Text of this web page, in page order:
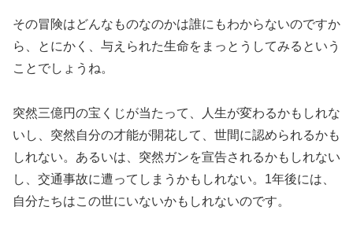
その冒険はどんなものなのかは誰にもわからないのですか
ら、とにかく、与えられた生命をまっとうしてみるという
ことでしょうね。
突然三億円の宝くじが当たって、人生が変わるかもしれな
いし、突然自分の才能が開花して、世間に認められるかも
しれない。あるいは、突然ガンを宣告されるかもしれない
し、交通事故に遭ってしまうかもしれない。1年後には、
自分たちはこの世にいないかもしれないのです。